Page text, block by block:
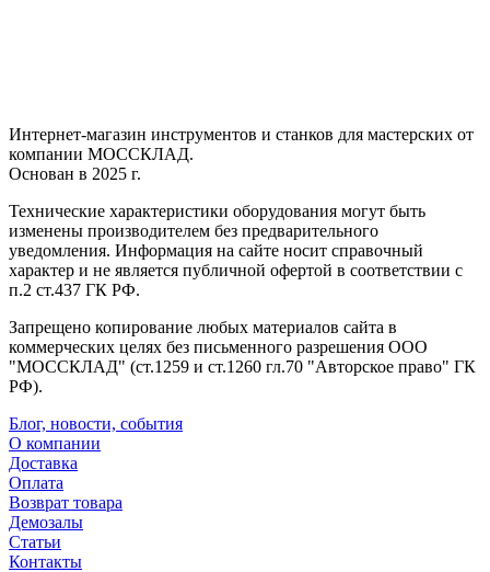
Интернет-магазин инструментов и станков для мастерских от
компании МОССКЛАД.
Основан в 2025 г.
Технические характеристики оборудования могут быть
изменены производителем без предварительного
уведомления. Информация на сайте носит справочный
характер и не является публичной офертой в соответствии с
п.2 ст.437 ГК РФ.
Запрещено копирование любых материалов сайта в
коммерческих целях без письменного разрешения ООО
"МОССКЛАД" (ст.1259 и ст.1260 гл.70 "Авторское право" ГК
РФ).
Блог, новости, события
О компании
Доставка
Оплата
Возврат товара
Демозалы
Статьи
Контакты